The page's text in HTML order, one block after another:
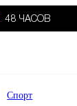
48 ЧАСОВ
Спорт